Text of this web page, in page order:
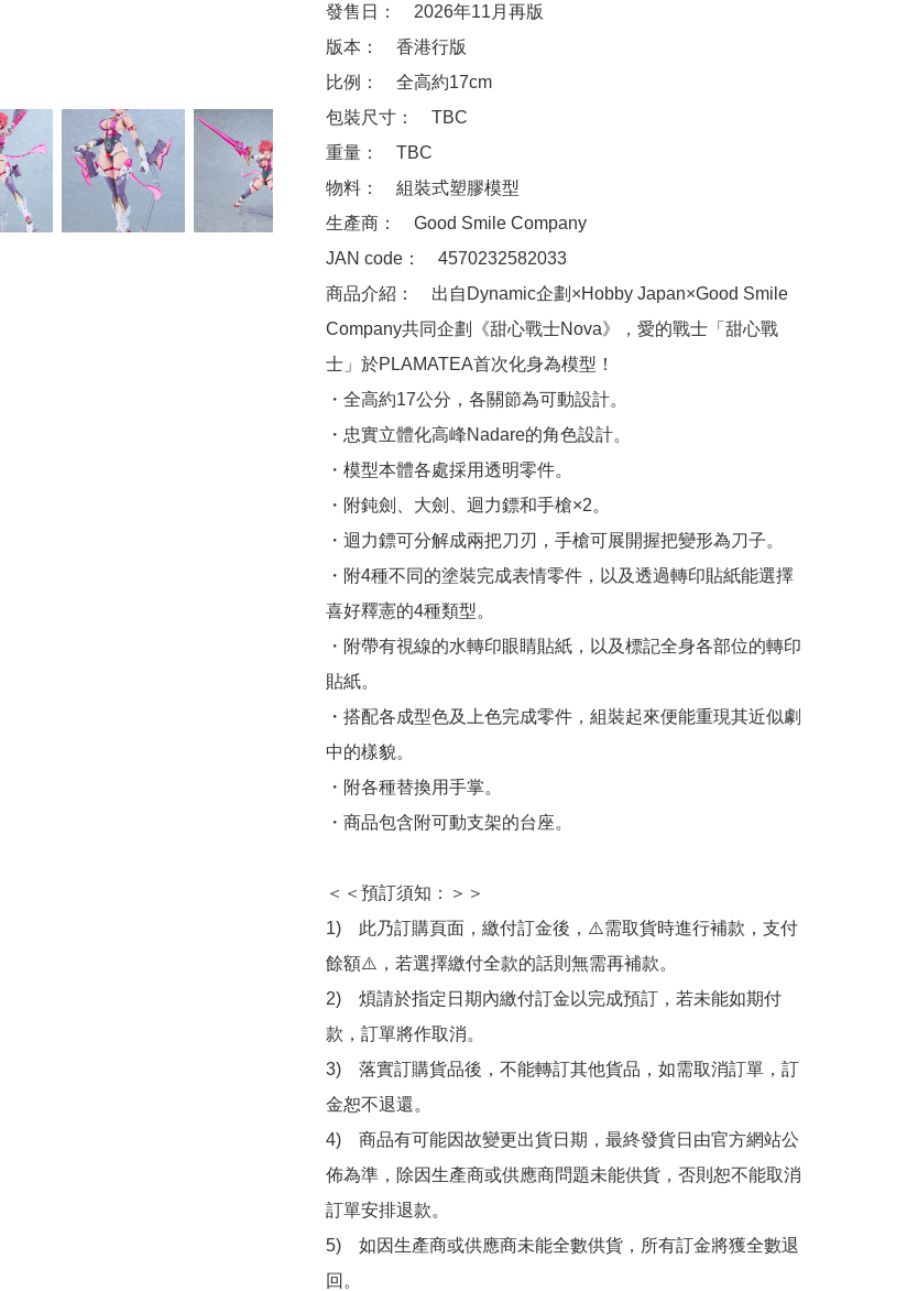
發售日：　2026年11月再版
版本：　香港行版
比例：　全高約17cm
包裝尺寸：　TBC
重量：　TBC
物料：　組裝式塑膠模型
生產商：　Good Smile Company
JAN code：　4570232582033
商品介紹：　出自Dynamic企劃×Hobby Japan×Good Smile
Company共同企劃《甜心戰士Nova》，愛的戰士「甜心戰
士」於PLAMATEA首次化身為模型！
・全高約17公分，各關節為可動設計。
・忠實立體化高峰Nadare的角色設計。
・模型本體各處採用透明零件。
・附鈍劍、大劍、迴力鏢和手槍×2。
・迴力鏢可分解成兩把刀刃，手槍可展開握把變形為刀子。
・附4種不同的塗裝完成表情零件，以及透過轉印貼紙能選擇
喜好釋憲的4種類型。
・附帶有視線的水轉印眼睛貼紙，以及標記全身各部位的轉印
貼紙。
・搭配各成型色及上色完成零件，組裝起來便能重現其近似劇
中的樣貌。
・附各種替換用手掌。
・商品包含附可動支架的台座。
＜＜預訂須知：＞＞
1)　此乃訂購頁面，繳付訂金後，⚠️需取貨時進行補款，支付
餘額⚠️，若選擇繳付全款的話則無需再補款。
2)　煩請於指定日期內繳付訂金以完成預訂，若未能如期付
款，訂單將作取消。
3)　落實訂購貨品後，不能轉訂其他貨品，如需取消訂單，訂
金恕不退還。
4)　商品有可能因故變更出貨日期，最終發貨日由官方網站公
佈為準，除因生產商或供應商問題未能供貨，否則恕不能取消
訂單安排退款。
5)　如因生產商或供應商未能全數供貨，所有訂金將獲全數退
回。